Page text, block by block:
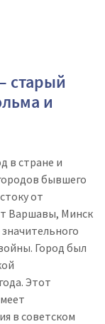
старый
и
в стране и
бывшего
от
Варшавы, Минск
Город был
Этот
в советском